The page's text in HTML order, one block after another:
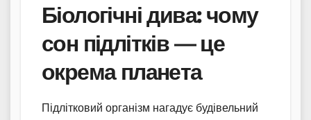
Біологічні дива: чому
сон підлітків — це
окрема планета
Підлітковий організм нагадує будівельний